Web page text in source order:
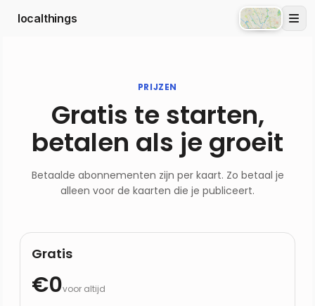
localthings
Atlas
PRIJZEN
Gratis te starten,
betalen als je groeit
Betaalde abonnementen zijn per kaart. Zo betaal je
alleen voor de kaarten die je publiceert.
Gratis
€0voor altijd